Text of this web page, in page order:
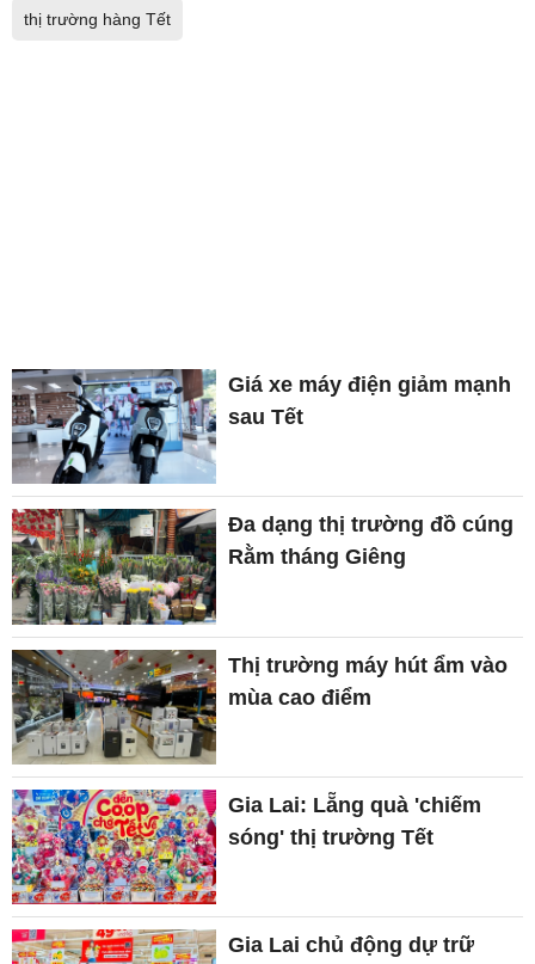
thị trường hàng Tết
Giá xe máy điện giảm mạnh
sau Tết
Đa dạng thị trường đồ cúng
Rằm tháng Giêng
Thị trường máy hút ẩm vào
mùa cao điểm
Gia Lai: Lẵng quà 'chiếm
sóng' thị trường Tết
Gia Lai chủ động dự trữ